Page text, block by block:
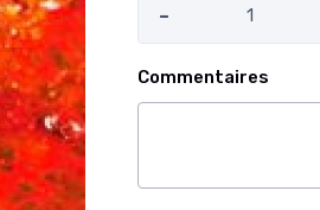
-
Commentaires